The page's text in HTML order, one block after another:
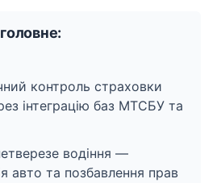
контроль страховки
інтеграцію баз МТСБУ та
водіння —
авто та позбавлення прав